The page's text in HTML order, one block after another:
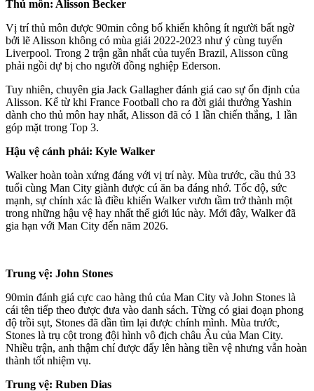
Thủ môn: Alisson Becker
Vị trí thủ môn được 90min công bố khiến không ít người bất ngờ
bởi lẽ Alisson không có mùa giải 2022-2023 như ý cùng tuyển
Liverpool. Trong 2 trận gần nhất của tuyển Brazil, Alisson cũng
phải ngồi dự bị cho người đồng nghiệp Ederson.
Tuy nhiên, chuyên gia Jack Gallagher đánh giá cao sự ổn định của
Alisson. Kể từ khi France Football cho ra đời giải thưởng Yashin
dành cho thủ môn hay nhất, Alisson đã có 1 lần chiến thắng, 1 lần
góp mặt trong Top 3.
Hậu vệ cánh phải: Kyle Walker
Walker hoàn toàn xứng đáng với vị trí này. Mùa trước, cầu thủ 33
tuổi cùng Man City giành được cú ăn ba đáng nhớ. Tốc độ, sức
mạnh, sự chính xác là điều khiến Walker vươn tầm trở thành một
trong những hậu vệ hay nhất thế giới lúc này. Mới đây, Walker đã
gia hạn với Man City đến năm 2026.
Trung vệ: John Stones
90min đánh giá cực cao hàng thủ của Man City và John Stones là
cái tên tiếp theo được đưa vào danh sách. Từng có giai đoạn phong
độ trồi sụt, Stones đã dần tìm lại được chính mình. Mùa trước,
Stones là trụ cột trong đội hình vô địch châu Âu của Man City.
Nhiều trận, anh thậm chí được đẩy lên hàng tiền vệ nhưng vẫn hoàn
thành tốt nhiệm vụ.
Trung vệ: Ruben Dias